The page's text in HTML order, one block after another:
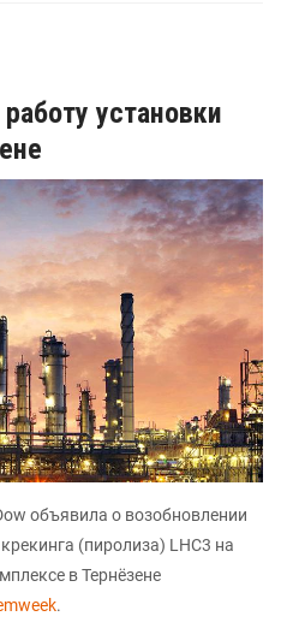
установки
объявила о возобновлении
(пиролиза) LHC3 на
в Тернёзене
.